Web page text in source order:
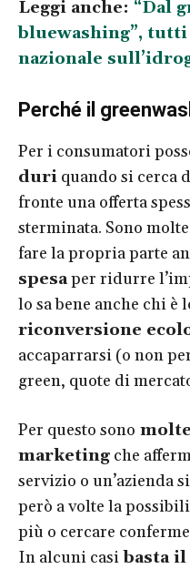
Leggi anche: “Dal
bluewashing”,
nazionale
Perché il
Per i consumatori
duri quando si cerca
fronte una offerta
sterminata. Sono
fare la propria parte
spesaper ridurre
lo sa bene anche chi è
riconversione
accaparrarsi (o non
green, quote di
Per questo sono
marketing che
servizio o un’azienda
però a volte la
più o cercare
In alcuni casibasta il